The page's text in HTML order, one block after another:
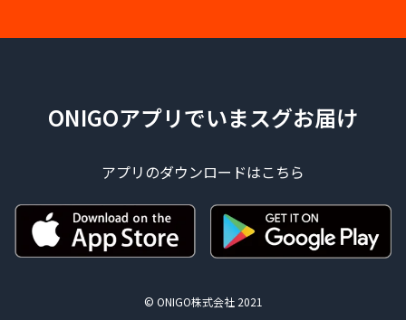
ONIGOアプリでいまスグお届け
アプリのダウンロードはこちら
© ONIGO株式会社 2021